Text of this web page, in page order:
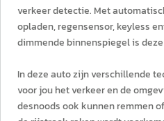
verkeer detectie. Met
opladen, regensensor, keyless
dimmende binnenspiegel is
In deze auto zijn verschillende
voor jou het verkeer en de
desnoods ook kunnen remmen